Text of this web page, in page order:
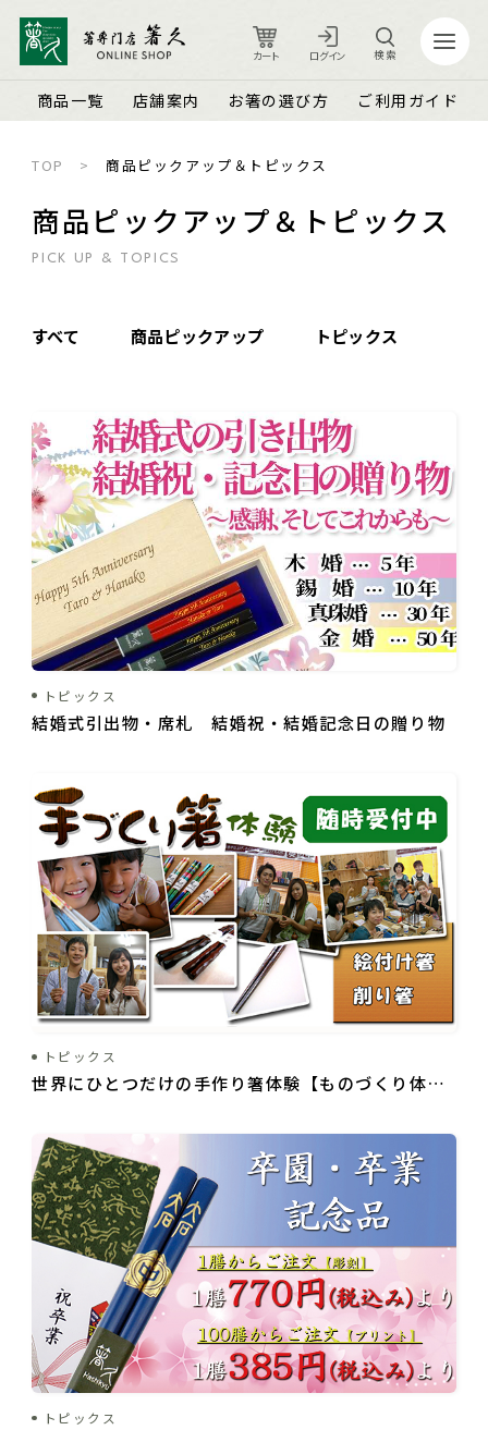
商品一覧 店舗案内 お箸の選び方 ご利用ガイド
検索
カート ログイン
結婚祝い・結婚記念日
長寿祝い・賀寿（還暦・古希・米寿など）
ご夫婦・ご両親へ（夫婦箸）
お食い初め・出産祝い・入園祝い・卒園祝い（子供箸）
成人祝い・卒業祝い・就職祝い
退職祝い
普段使い・自宅用
産地独自の塗り箸（津軽・若狭・輪島）
イベント・記念品・ノベルティオリジナルデザイン箸（小ロッ
限定品・特別仕様品
お箸の魅力
よくあるご質問
お箸の選び方
箸久スタッフブログ
名入れ箸のご紹介
カート
お問い合わせ
プライバシーポリシー
特定商取引法に基づく表示
TOP 商品ピックアップ＆トピックス
商品ピックアップ＆トピックス
PICK UP & TOPICS
すべて 商品ピックアップ トピックス
トピックス
結婚式引出物・席札 結婚祝・結婚記念日の贈り物
トピックス
世界にひとつだけの手作り箸体験【ものづくり体
トピックス